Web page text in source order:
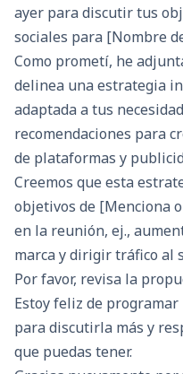
ayer para discutir tus
sociales para [Nombre
Como prometí, he
delinea una estrategia
adaptada a tus
recomendaciones para
de plataformas y
Creemos que esta
objetivos de [Menciona
en la reunión, ej.,
marca y dirigir tráfico al
Por favor, revisa la
Estoy feliz de
para discutirla más y
que puedas tener.